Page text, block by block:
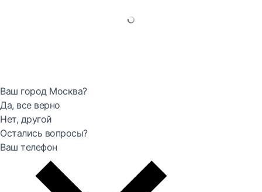
Ваш город Москва?
Да, все верно
Нет, другой
Остались вопросы?
Ваш телефон